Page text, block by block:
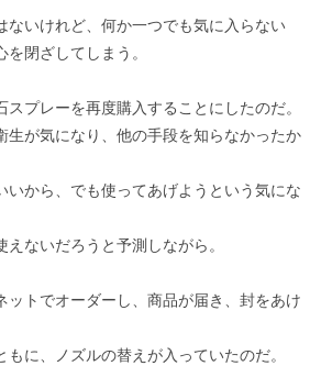
ないけれど、何か一つでも気に入らない
閉ざしてしまう。
スプレーを再度購入することにしたのだ。
生が気になり、他の手段を知らなかったか
いから、でも使ってあげようという気にな
ないだろうと予測しながら。
ットでオーダーし、商品が届き、封をあけ
に、ノズルの替えが入っていたのだ。